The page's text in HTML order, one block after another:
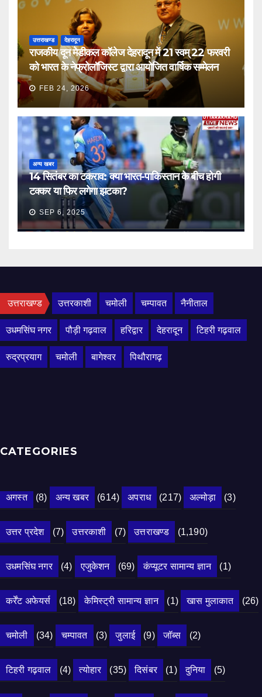
उत्तराखण्ड देहरादून
राजकीय दून मेडीकल कॉलेज देहरादून में 21 स्वम् 22 फरवरी
को भारत के नेफ्रोलॉजिस्ट द्वारा आयोजित वार्षिक सम्मेलन
FEB 24, 2026
अन्य खबर
14 सितंबर का टकराव: क्या भारत-पाकिस्तान के बीच होगी
टक्कर या फिर लगेगा झटका?
SEP 6, 2025
उत्तराखण्ड उत्तरकाशी चमोली चम्पावत नैनीताल
उधमसिंघ नगर पौड़ी गढ़वाल हरिद्वार देहरादून टिहरी गढ़वाल
रुद्रप्रयाग चमोली बागेश्वर पिथौरागढ़
CATEGORIES
अगस्त (8) अन्य खबर (614) अपराध (217) अल्मोड़ा (3)
उत्तर प्रदेश (7) उत्तरकाशी (7) उत्तराखण्ड (1,190)
उधमसिंघ नगर (4) एजुकेशन (69) कंप्यूटर सामान्य ज्ञान (1)
कर्रेंट अफेयर्स (18) केमिस्ट्री सामान्य ज्ञान (1) खास मुलाकात (26)
चमोली (34) चम्पावत (3) जुलाई (9) जॉब्स (2)
टिहरी गढ़वाल (4) त्योहार (35) दिसंबर (1) दुनिया (5)